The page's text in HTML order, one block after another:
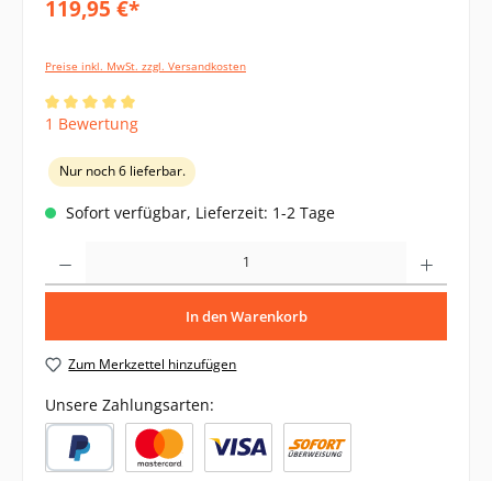
119,95 €*
Preise inkl. MwSt. zzgl. Versandkosten
Durchschnittliche Bewertung von 5 von 5 Sternen
1 Bewertung
Nur noch 6 lieferbar.
Sofort verfügbar, Lieferzeit: 1-2 Tage
In den Warenkorb
Zum Merkzettel hinzufügen
Unsere Zahlungsarten: